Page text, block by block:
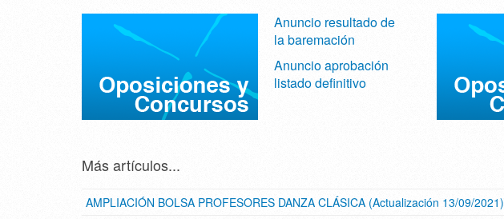
Anuncio resultado de
la baremación
Anuncio aprobación
listado definitivo
Más artículos...
AMPLIACIÓN BOLSA PROFESORES DANZA CLÁSICA (Actualización 13/09/2021)